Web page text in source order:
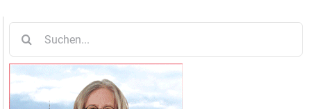
nach: